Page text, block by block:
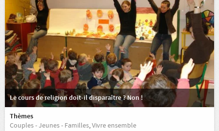
Le cours de religion doit-il disparaître ? Non !
Thèmes
Couples - Jeunes - Familles,Vivre ensemble